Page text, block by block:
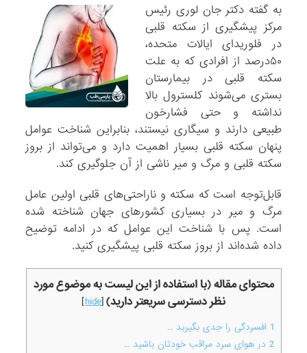
به گفته دکتر جان لوری رئیس
مرکز پیشگیری از سکته قلبی
در فلوریدای ایالات‌ متحده،
۵۰درصد از افرادی که به علت
سکته قلبی در بیمارستان
بستری می‌شوند کلسترول بالا
نداشته و حتی فشارخون
طبیعی دارند و سیگاری نیستند، بنابراین شناخت عوامل
پنهان سکته قلبی بسیار اهمیت دارد و می‌تواند از بروز
سکته قلبی و مرگ و میر ناشی از آن جلوگیری کند.
قابل‌توجه است که سکته و ناراحتی‌های قلبی اولین عامل
مرگ و میر در بسیاری کشورهای جهان شناخته شده
است. پس با شناخت این عوامل که در ادامه توضیح
داده شده‌اند از بروز سکته قلبی پیشگیری کنید.
محتوای مقاله (با استفاده از این لیست به موضوع مورد
نظر دسترسی سریعتر دارید)[
hide
]
1 افسردگی را جدی بگیرید …
2 در هوای سرد مراقب خودتان باشید …